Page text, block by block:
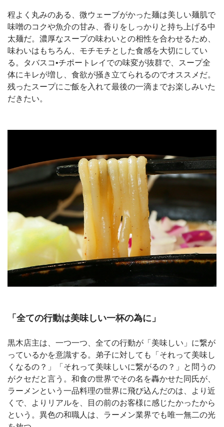
程よく丸みのある、微ウェーブがかった麺は美しい麺肌で
味噌のコクや魚介の甘み、香りをしっかりと持ち上げる中
太麺だ。濃厚なスープの味わいとの相性を合わせるため、
味わいはもちろん、モチモチとした食感を大切にしてい
る。タバスコ•チポートレイでの味変が抜群で、スープ全
体にキレが増し、食欲が掻き立てられるのでオススメだ。
残ったスープにご飯を入れて最後の一滴までお楽しみいた
だきたい。
「全ての行動は美味しい一杯の為に」
黒木店主は、一つ一つ、全ての行動が「美味しい」に繋が
っているかを意識する。弟子に対しても「それって美味し
くなるの？」「それって美味しいに繋がるの？」と問うの
がクセだと言う。和食の世界でその名を轟かせた同氏が、
ラーメンという一品料理の世界に飛び込んだのは、より近
くで、よりリアルを、目の前のお客様に感じたかったから
という。異色の和職人は、ラーメン業界でも唯一無二の光